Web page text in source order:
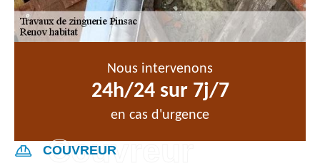
Nous intervenons
24h/24 sur 7j/7
en cas d'urgence
COUVREUR